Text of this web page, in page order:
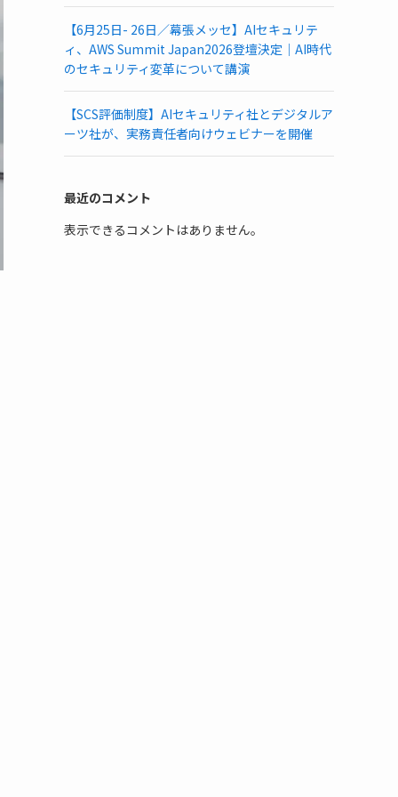
【6月25日- 26日／幕張メッセ】AIセキュリテ
ィ、AWS Summit Japan2026登壇決定｜AI時代
のセキュリティ変革について講演
【SCS評価制度】AIセキュリティ社とデジタルア
ーツ社が、実務責任者向けウェビナーを開催
最近のコメント
表示できるコメントはありません。